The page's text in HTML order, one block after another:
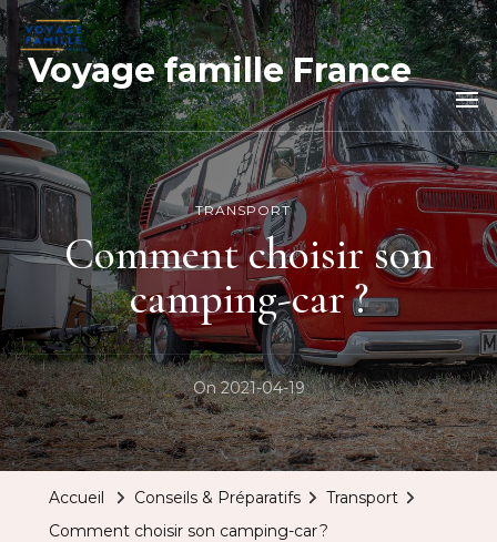
Voyage famille France
TRANSPORT
Comment choisir son
camping-car ?
On2021-04-19
Accueil Conseils & Préparatifs
Transport
Comment choisir son camping-car ?